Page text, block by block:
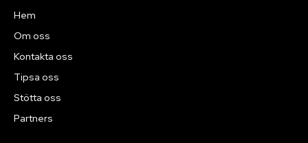
Hem
Om oss
Kontakta oss
Tipsa oss
Stötta oss
Partners